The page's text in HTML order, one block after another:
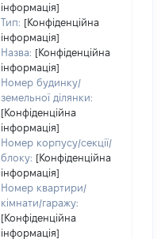
інформація]
Тип: [Конфіденційна
інформація]
Назва: [Конфіденційна
інформація]
Номер будинку/
земельної ділянки:
[Конфіденційна
інформація]
Номер корпусу/секції/
блоку: [Конфіденційна
інформація]
Номер квартири/
кімнати/гаражу:
[Конфіденційна
інформація]